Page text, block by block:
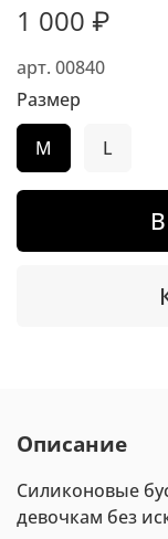
арт. 00840
1 000 ₽
Размер
M
L
Описание
Силиконовые
девочкам без